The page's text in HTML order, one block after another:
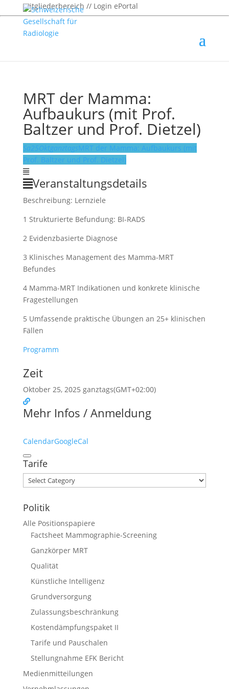
Mitgliederbereich // Login ePortal
MRT der Mamma:
Aufbaukurs (mit Prof.
Baltzer und Prof. Dietzel)
Sa25OktganztagsMRT der Mamma: Aufbaukurs (mit
Prof. Baltzer und Prof. Dietzel)
Veranstaltungsdetails
Beschreibung: Lernziele
1 Strukturierte Befundung: BI-RADS
2 Evidenzbasierte Diagnose
3 Klinisches Management des Mamma-MRT
Befundes
4 Mamma-MRT Indikationen und konkrete klinische
Fragestellungen
5 Umfassende praktische Übungen an 25+ klinischen
Fällen
Programm
Zeit
Oktober 25, 2025 ganztags(GMT+02:00)
Mehr Infos / Anmeldung
CalendarGoogleCal
Tarife
Tarife
Politik
Alle Positionspapiere
Factsheet Mammographie-Screening
Ganzkörper MRT
Qualität
Künstliche Intelligenz
Grundversorgung
Zulassungsbeschränkung
Kostendämpfungspaket II
Tarife und Pauschalen
Stellungnahme EFK Bericht
Medienmitteilungen